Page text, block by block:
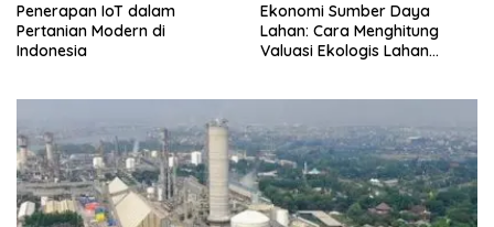
Penerapan IoT dalam
Pertanian Modern di
Indonesia
Ekonomi Sumber Daya
Lahan: Cara Menghitung
Valuasi Ekologis Lahan